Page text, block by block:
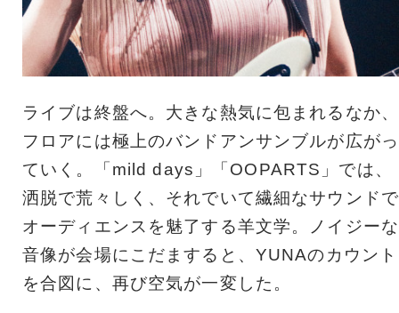
ライブは終盤へ。大きな熱気に包まれるなか、
フロアには極上のバンドアンサンブルが広がっ
ていく。「mild days」「OOPARTS」では、
洒脱で荒々しく、それでいて繊細なサウンドで
オーディエンスを魅了する羊文学。ノイジーな
音像が会場にこだますると、YUNAのカウント
を合図に、再び空気が一変した。